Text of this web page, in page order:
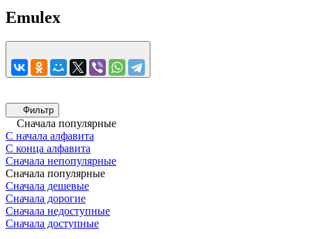
Emulex
Фильтр
Сначала популярные
С начала алфавита
С конца алфавита
Сначала непопулярные
Сначала популярные
Сначала дешевые
Сначала дорогие
Сначала недоступные
Сначала доступные